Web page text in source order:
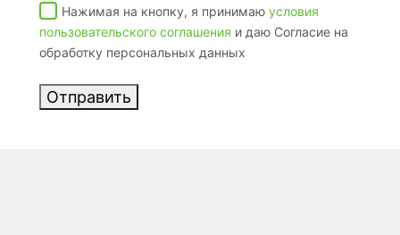
Нажимая на кнопку, я принимаю условия
пользовательского соглашения и даю Согласие на
обработку персональных данных
Отправить